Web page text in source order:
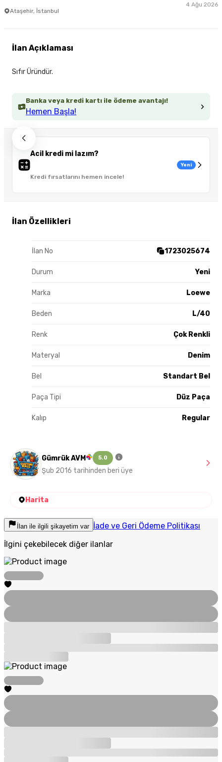
Ataşehir, İstanbul
4 Ağu 2026
Banka veya kredi kartı ile ödeme avantajı!
Hemen Başla!
Acil kredi mi lazım?
Kredi fırsatlarını hemen incele!
Yeni
İlan Özellikleri
İlan No 1723025674
Durum Yeni
Marka Loewe
Beden L/40
Renk Çok Renkli
Materyal Denim
Bel Standart Bel
Paça Tipi Düz Paça
Kalıp Regular
İlan Açıklaması
Sıfır Üründür.
Gümrük AVM 5.0
Şub 2016 tarihinden beri üye
Harita
İlan ile ilgili şikayetim var İade ve Geri Ödeme Politikası
İlgini çekebilecek diğer ilanlar